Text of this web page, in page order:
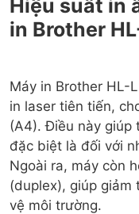
Hiệu suất in
in Brother
Máy in Brother HL-
in laser tiên tiến,
(A4). Điều này giúp
đặc biệt là đối với
Ngoài ra, máy còn
(duplex), giúp giảm
vệ môi trường.